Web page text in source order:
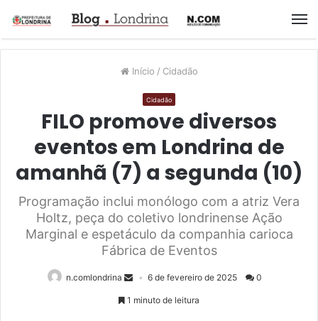
Início / Cidadão
Cidadão
FILO promove diversos
eventos em Londrina de
amanhã (7) a segunda (10)
Programação inclui monólogo com a atriz Vera
Holtz, peça do coletivo londrinense Ação
Marginal e espetáculo da companhia carioca
Fábrica de Eventos
n.comlondrina 6 de fevereiro de 2025 0
1 minuto de leitura